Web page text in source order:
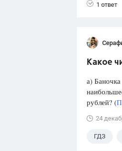
1 ответ
Какое
а)
рублей? (
24
ГДЗ